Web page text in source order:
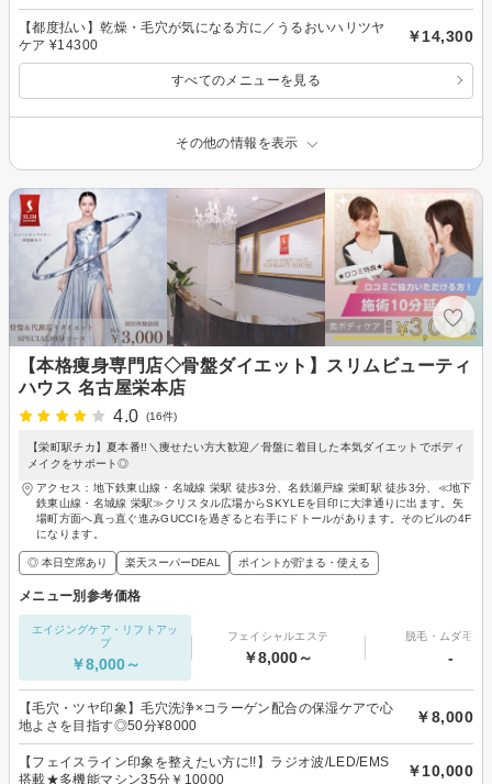
【都度払い】乾燥・毛穴が気になる方に／うるおいハリツヤ
ケア ¥14300
￥14,300
すべてのメニューを見る
その他の情報を表示
【本格痩身専門店◇骨盤ダイエット】スリムビューティ
ハウス 名古屋栄本店
4.0
(16件)
【栄町駅チカ】夏本番!!＼痩せたい方大歓迎／骨盤に着目した本気ダイエットでボディ
メイクをサポート◎
アクセス：地下鉄東山線・名城線 栄駅 徒歩3分、名鉄瀬戸線 栄町駅 徒歩3分、≪地下
鉄東山線・名城線 栄駅≫クリスタル広場からSKYLEを目印に大津通りに出ます。矢
場町方面へ真っ直ぐ進みGUCCIを過ぎると右手にドトールがあります。そのビルの4F
になります。
◎ 本日空席あり 楽天スーパーDEAL ポイントが貯まる・使える
メニュー別参考価格
エイジングケア・リフトアッ
プ
￥8,000～
フェイシャルエステ
￥8,000～
脱毛・ムダ毛処
-
【毛穴・ツヤ印象】毛穴洗浄×コラーゲン配合の保湿ケアで心
地よさを目指す◎50分¥8000
￥8,000
【フェイスライン印象を整えたい方に!!】ラジオ波/LED/EMS
搭載★多機能マシン35分￥10000
￥10,000